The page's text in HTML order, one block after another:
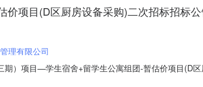
项目(D区厨房设备采购)二次招标招标
理有限公司
）项目—学生宿舍+留学生公寓组团-暂估价项目(D